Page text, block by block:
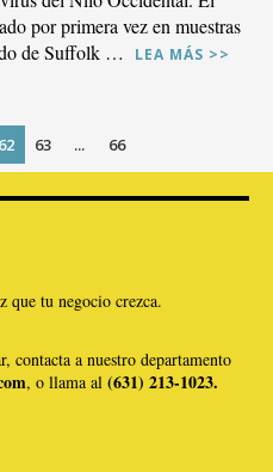
por primera vez en muestras
de Suffolk …
LEA MÁS >>
62 63 ... 66
que tu negocio crezca.
contacta a nuestro departamento
, o llama al (631) 213-1023.